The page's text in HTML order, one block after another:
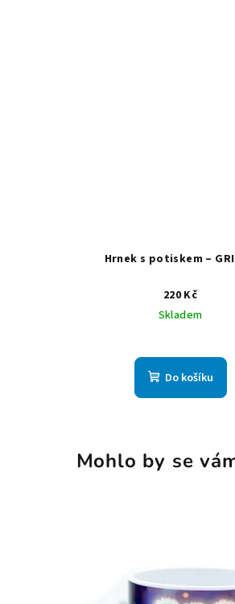
Hrnek s potiskem –
220 Kč
Skladem
Do košíku
Mohlo by se